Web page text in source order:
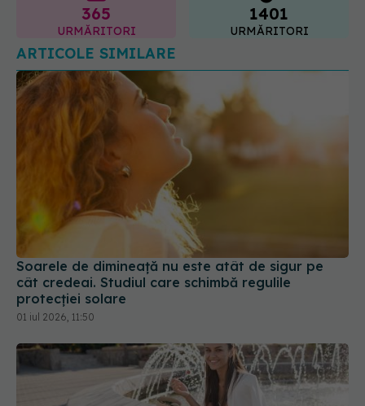
365
URMĂRITORI
1401
URMĂRITORI
ARTICOLE SIMILARE
Soarele de dimineață nu este atât de sigur pe
cât credeai. Studiul care schimbă regulile
protecției solare
01 iul 2026, 11:50